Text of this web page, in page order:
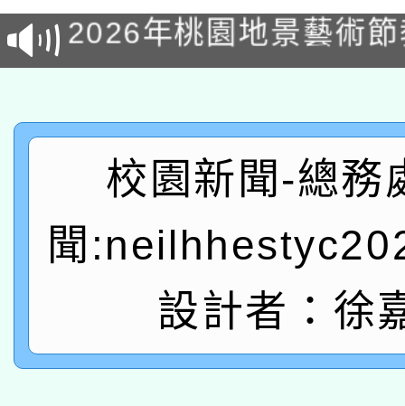
桃園市孔廟祈福系列
開 智慧啟航」
2026年桃園地景藝術
「2026桃園藝術巡演
關事宜
國立臺灣師範大學辦
業成長研習」實施計畫
函轉國家教育研究院
原住民族教育政策研討
族教育國際趨勢與發展
轉知教育部國民及學前
新北市政府教育局辦理
師專業成長研習實施
方素養工作坊新北場」
函轉國立臺灣師範大學
族語言臺北學習中心
「族語學習班」招生簡
轉知有關國立成功大學
文教學共融平台-教案
教育部國民及學前教
本市兒童口腔健康促進
校園新聞-總務
聞
設計者：徐